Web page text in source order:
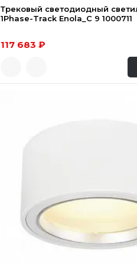
Трековый светодиодный
1Phase-Track Enola_C 9 1000711
117 683 ₽